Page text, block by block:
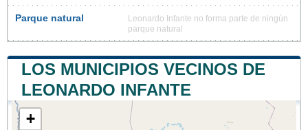
Parque natural
Leonardo Infante no forma parte de ningún
parque natural
LOS MUNICIPIOS VECINOS DE
LEONARDO INFANTE
+